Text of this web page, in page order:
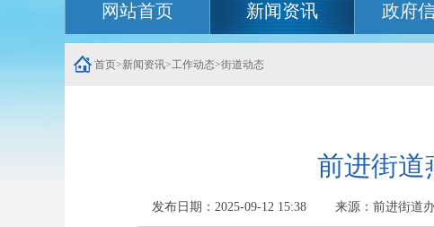
导
航
定
网站首页 新闻资讯 政府
首页>新闻资讯>工作动态>街道动态
前进街道
发布日期：2025-09-12 15:38 来源：前进街